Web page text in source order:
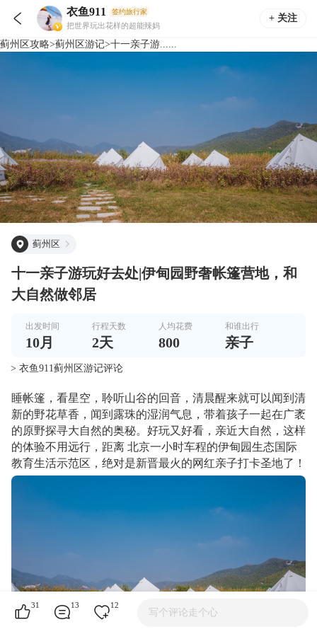
 衣鱼911 签约旅行家
把世界玩出花样的超能辣妈
+ 关注
蓟州区攻略>蓟州区游记>十一亲子游......
蓟州区
十一亲子游玩好去处|伊甸园野奢帐篷营地，和
大自然做邻居
出发时间
10月
行程天数
2天
人均花费
800
和谁出行
亲子
> 衣鱼911蓟州区游记评论
睡帐篷，看星空，聆听山谷的回音，清晨醒来就可以闻到清
新的野花草香，闻到露珠的湿润气息，带着孩子一起在广袤
的原野探寻大自然的奥秘。好玩又好看，亲近大自然，这样
的体验不用远行，距离 北京一小时车程的伊甸园生态国际
教育生活示范区，绝对是新晋最火的网红亲子打卡圣地了！
31 13 12
写个评论走个心